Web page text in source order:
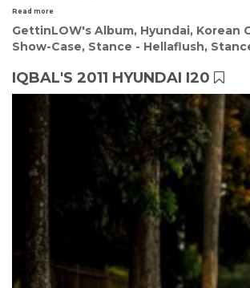
Read more
GettinLOW's Album, Hyundai, Korean
Show-Case, Stance - Hellaflush,
IQBAL'S 2011 HYUNDAI I20